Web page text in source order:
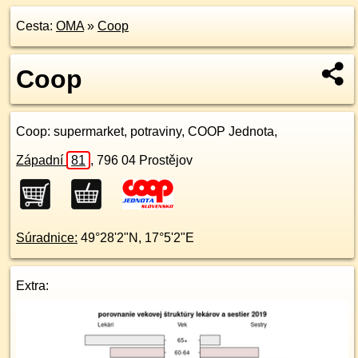
Cesta: OMA» Coop
Coop
Coop: supermarket, potraviny, COOP Jednota,
Západní 81 , 796 04 Prostějov
Súradnice: 49°28'2"N , 17°5'2"E
Extra: